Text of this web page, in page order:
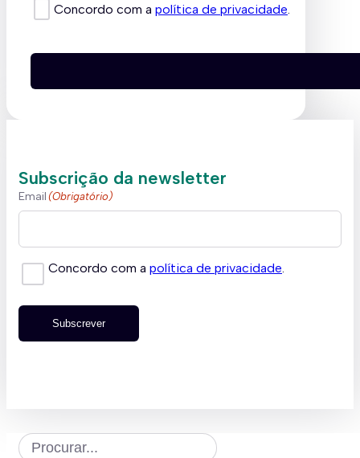
Concordo com a política de privacidade
Subscrição da newsletter
Email (Obrigatório)
Concordo com a política de privacidade
Subscrever